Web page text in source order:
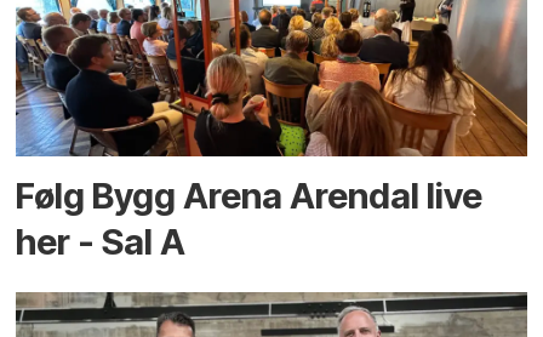
Følg Bygg Arena Arendal live
her - Sal A